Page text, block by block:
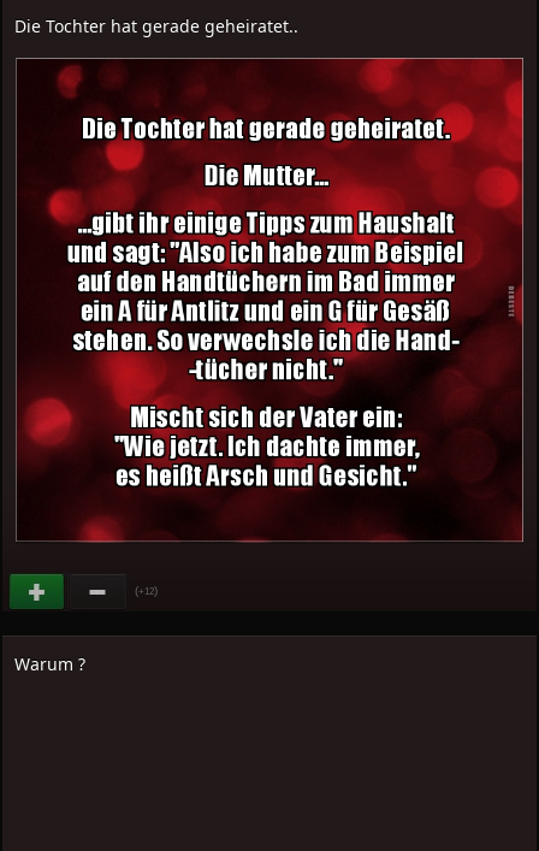
Die Tochter hat gerade geheiratet..
(+12)
Warum ?